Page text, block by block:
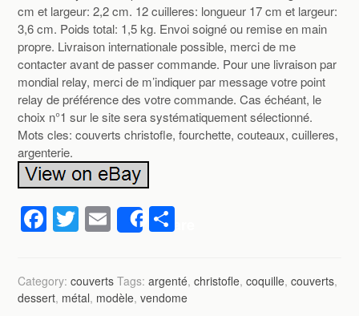
cm et largeur: 2,2 cm. 12 cuilleres: longueur 17 cm et largeur:
3,6 cm. Poids total: 1,5 kg. Envoi soigné ou remise en main
propre. Livraison internationale possible, merci de me
contacter avant de passer commande. Pour une livraison par
mondial relay, merci de m’indiquer par message votre point
relay de préférence des votre commande. Cas échéant, le
choix n°1 sur le site sera systématiquement sélectionné.
Mots cles: couverts christofle, fourchette, couteaux, cuilleres,
argenterie.
F
c
e
T
tt
er
E
m
ail
Share
ta
g
Category:couverts Tags:argenté,christofle,coquille,couverts,
dessert, métal, modèle,vendome